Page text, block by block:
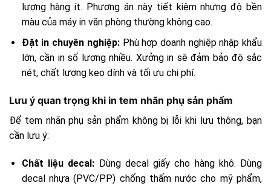
lượng hàng ít. Phương án này tiết kiệm nhưng độ bền
màu của máy in văn phòng thường không cao.
Đặt in chuyên nghiệp:Phù hợp doanh nghiệp nhập khẩu
lớn, cần in số lượng nhiều. Xưởng in sẽ đảm bảo độ sắc
nét, chất lượng keo dính và tối ưu chi phí.
Lưu ý quan trọng khi in tem nhãn phụ sản phẩm
Để tem nhãn phụ sản phẩm không bị lỗi khi lưu thông, bạn
cần lưu ý:
Chất liệu decal: Dùng decal giấy cho hàng khô. Dùng
decal nhựa (PVC/PP) chống thấm nước cho mỹ phẩm,